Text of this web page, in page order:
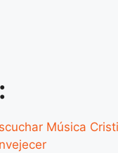
Música